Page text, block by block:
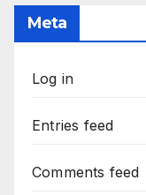
Meta
Log in
Entries feed
Comments feed